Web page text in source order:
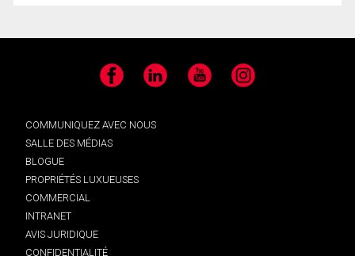
Facebook LinkedIn YouTube Instagram
COMMUNIQUEZ AVEC NOUS
SALLE DES MÉDIAS
BLOGUE
PROPRIÉTÉS LUXUEUSES
COMMERCIAL
INTRANET
AVIS JURIDIQUE
CONFIDENTIALITÉ